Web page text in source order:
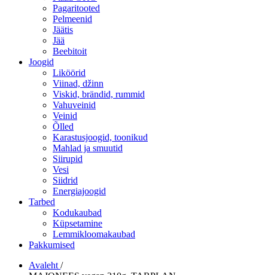
Pagaritooted
Pelmeenid
Jäätis
Jää
Beebitoit
Joogid
Liköörid
Viinad, džinn
Viskid, brändid, rummid
Vahuveinid
Veinid
Õlled
Karastusjoogid, toonikud
Mahlad ja smuutid
Siirupid
Vesi
Siidrid
Energiajoogid
Tarbed
Kodukaubad
Küpsetamine
Lemmikloomakaubad
Pakkumised
Avaleht /